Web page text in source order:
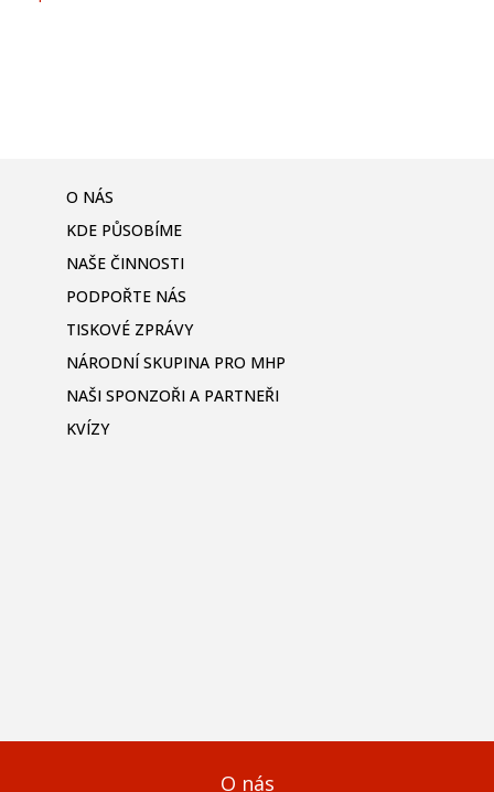
O NÁS
KDE PŮSOBÍME
NAŠE ČINNOSTI
PODPOŘTE NÁS
TISKOVÉ ZPRÁVY
NÁRODNÍ SKUPINA PRO MHP
NAŠI SPONZOŘI A PARTNEŘI
KVÍZY
O nás